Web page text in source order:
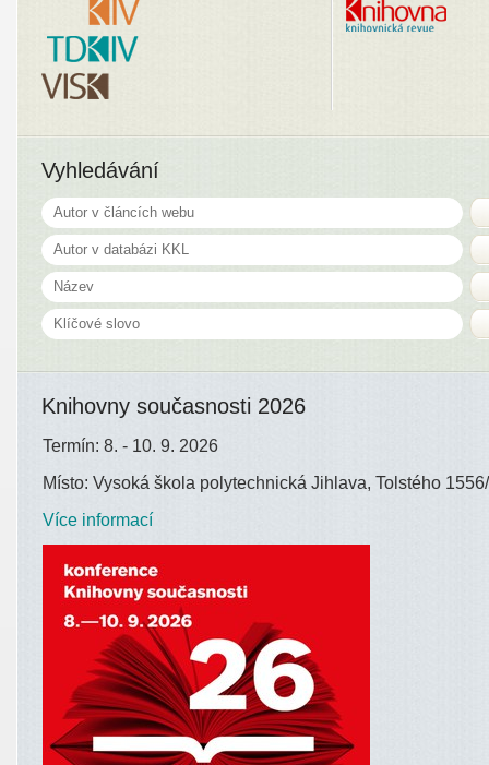
Vyhledávání
Knihovny současnosti 2026
Termín: 8. - 10. 9. 2026
Místo: Vysoká škola polytechnická Jihlava, Tolstého
Více informací